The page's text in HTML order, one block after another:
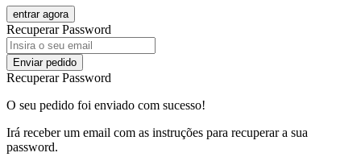
entrar agora
Recuperar Password
Enviar pedido
Recuperar Password
O seu pedido foi enviado com sucesso!
Irá receber um email com as instruções para recuperar a sua
password.